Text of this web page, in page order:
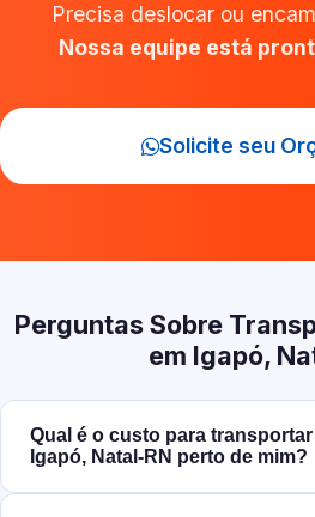
Precisa deslocar ou
Nossa equipe está
Solicite seu
Perguntas Sobre
em Igapó,
Qual é o custo para
Igapó, Natal‑RN perto de mim?